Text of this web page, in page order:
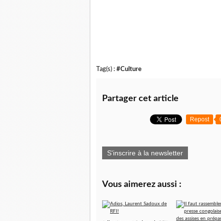
Tag(s) : #Culture
Partager cet article
Repost
S'inscrire à la newsletter
Vous aimerez aussi :